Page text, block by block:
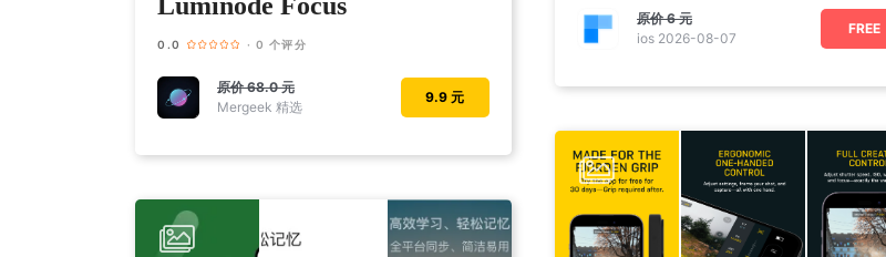
原价6 元
ios 2026-08-07
FREE
0.0 · 0 个评分
原价68.0 元
Mergeek 精选
9.9 元